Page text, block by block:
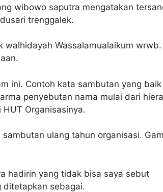
wibowo saputra mengatakan
trenggalek.
walhidayah Wassalamualaikum wrwb.
ini. Contoh kata sambutan yang baik
penyebutan nama mulai dari
Organisasinya.
ulang tahun organisasi.
hadirin yang tidak bisa saya sebut
ditetapkan sebagai.